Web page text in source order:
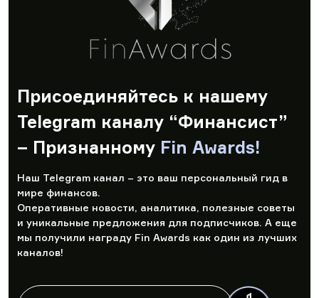
Присоединяйтесь к нашему
Telegram каналу “Финансист”
– Признанному Fin Awards!
Наш Telegram канал – это ваш персональный гид в
мире финансов.
Оперативные новости, аналитика, полезные советы
и уникальные предложения для подписчиков. А еще
мы получили награду Fin Awards как один из лучших
каналов!